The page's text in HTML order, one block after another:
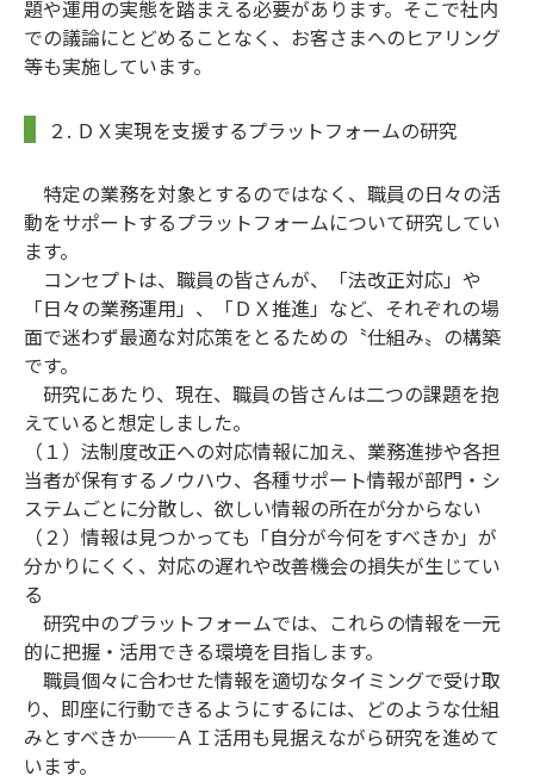
題や運用の実態を踏まえる必要があります。そこで社内
での議論にとどめることなく、お客さまへのヒアリング
等も実施しています。
２. ＤＸ実現を支援するプラットフォームの研究
特定の業務を対象とするのではなく、職員の日々の活
動をサポートするプラットフォームについて研究してい
ます。
コンセプトは、職員の皆さんが、「法改正対応」や
「日々の業務運用」、「ＤＸ推進」など、それぞれの場
面で迷わず最適な対応策をとるための〝仕組み〟の構築
です。
研究にあたり、現在、職員の皆さんは二つの課題を抱
えていると想定しました。
（１）法制度改正への対応情報に加え、業務進捗や各担
当者が保有するノウハウ、各種サポート情報が部門・シ
ステムごとに分散し、欲しい情報の所在が分からない
（２）情報は見つかっても「自分が今何をすべきか」が
分かりにくく、対応の遅れや改善機会の損失が生じてい
る
研究中のプラットフォームでは、これらの情報を一元
的に把握・活用できる環境を目指します。
職員個々に合わせた情報を適切なタイミングで受け取
り、即座に行動できるようにするには、どのような仕組
みとすべきか──ＡＩ活用も見据えながら研究を進めて
います。